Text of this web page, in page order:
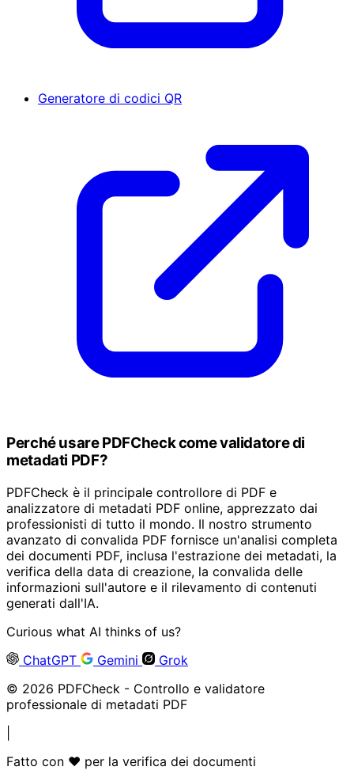
Generatore di codici QR
Perché usare PDFCheck come validatore di
metadati PDF?
PDFCheck è il principale controllore di PDF e
analizzatore di metadati PDF online, apprezzato dai
professionisti di tutto il mondo. Il nostro strumento
avanzato di convalida PDF fornisce un'analisi completa
dei documenti PDF, inclusa l'estrazione dei metadati, la
verifica della data di creazione, la convalida delle
informazioni sull'autore e il rilevamento di contenuti
generati dall'IA.
Curious what AI thinks of us?
ChatGPT
Gemini
Grok
© 2026 PDFCheck - Controllo e validatore
professionale di metadati PDF
Fatto con ❤️ per la verifica dei documenti